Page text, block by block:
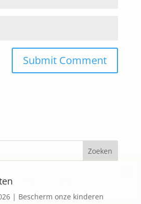
| Bescherm onze kinderen